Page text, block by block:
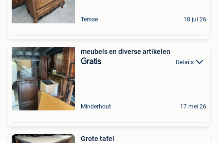
Temse 18 jul 26
meubels en diverse artikelen
Gratis Details
Minderhout 17 mei 26
Grote tafel